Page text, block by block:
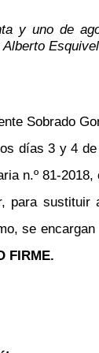
y uno de
Sobrado
días 3 y 4
n.º 81-
sustituir
se
FIRME.